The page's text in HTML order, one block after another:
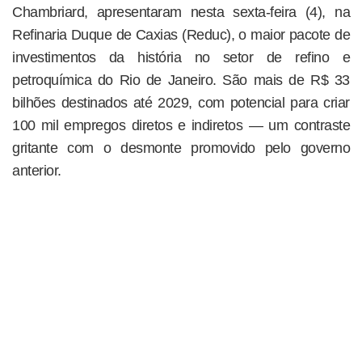
Chambriard, apresentaram nesta sexta-feira (4), na
Refinaria Duque de Caxias (Reduc), o maior pacote de
investimentos da história no setor de refino e
petroquímica do Rio de Janeiro. São mais de R$ 33
bilhões destinados até 2029, com potencial para criar
100 mil empregos diretos e indiretos — um contraste
gritante com o desmonte promovido pelo governo
anterior.